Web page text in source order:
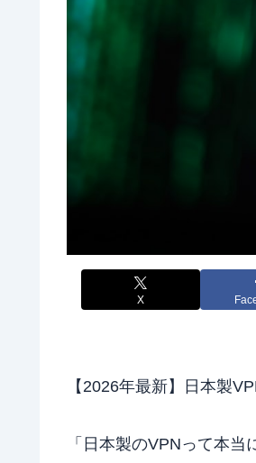
X
【2026年最新】日本製
「日本製のVPNって本